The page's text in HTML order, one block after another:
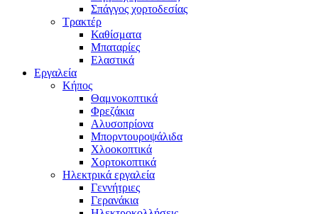
Σπάγγος χορτοδεσίας
Τρακτέρ
Καθίσματα
Μπαταρίες
Ελαστικά
Εργαλεία
Κήπος
Θαμνοκοπτικά
Φρεζάκια
Aλυσοπρίονα
Μπορντουροψάλιδα
Χλοοκοπτικά
Χορτοκοπτικά
Ηλεκτρικά εργαλεία
Γεννήτριες
Γερανάκια